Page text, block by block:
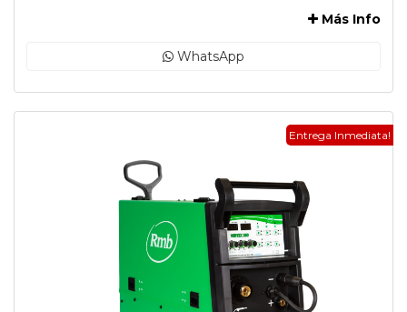
Más Info
WhatsApp
Entrega Inmediata!